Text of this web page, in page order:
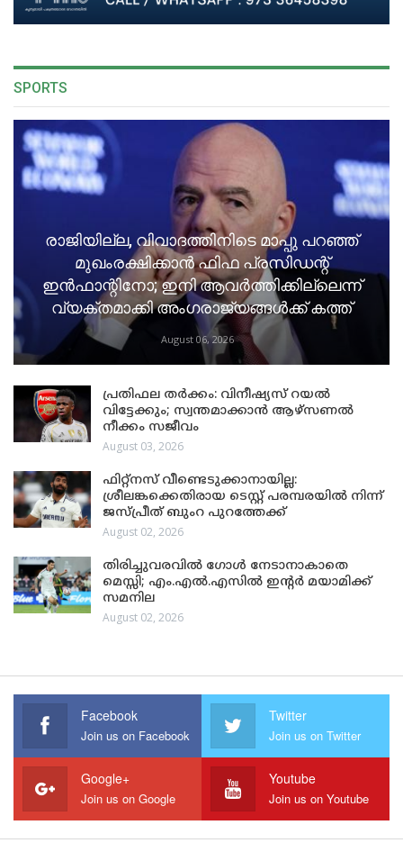
SPORTS
രാജിയില്ല, വിവാദത്തിനിടെ മാപ്പു പറഞ്ഞ്
മുഖംരക്ഷിക്കാൻ ഫിഫ പ്രസിഡന്റ്
ഇൻഫാന്റിനോ; ഇനി ആവർത്തിക്കില്ലെന്ന്
വ്യക്തമാക്കി അംഗരാജ്യങ്ങൾക്ക് കത്ത്
August 06, 2026
പ്രതിഫല തർക്കം: വിനീഷ്യസ് റയൽ
വിട്ടേക്കും; സ്വന്തമാക്കാൻ ആഴ്സണൽ
നീക്കം സജീവം
August 03, 2026
ഫിറ്റ്നസ് വീണ്ടെടുക്കാനായില്ല:
ശ്രീലങ്കക്കെതിരായ ടെസ്റ്റ് പരമ്പരയിൽ നിന്ന്
ജസ്പ്രീത് ബുംറ പുറത്തേക്ക്
August 02, 2026
തിരിച്ചുവരവിൽ ഗോൾ നേടാനാകാതെ
മെസ്സി; എം.എൽ.എസിൽ ഇന്റർ മയാമിക്ക്
സമനില
August 02, 2026
Facebook
Join us on Facebook
Twitter
Join us on Twitter
Google+
Join us on Google
Youtube
Join us on Youtube